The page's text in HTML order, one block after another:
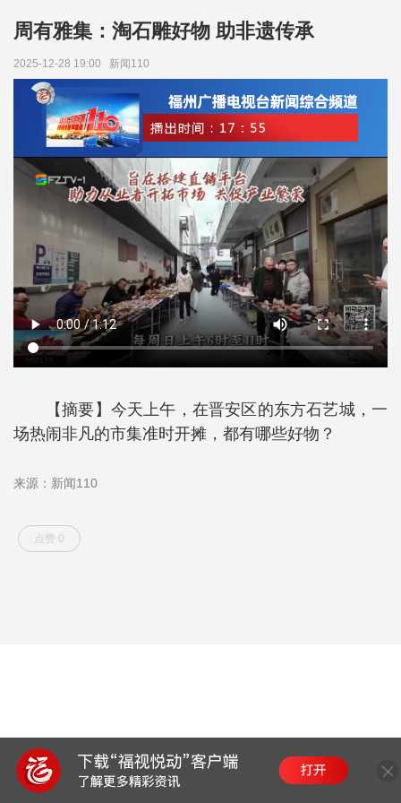
周有雅集：淘石雕好物 助非遗传承
2025-12-28 19:00 新闻110
【摘要】今天上午，在晋安区的东方石艺城，一
场热闹非凡的市集准时开摊，都有哪些好物？
来源：新闻110
点赞 0